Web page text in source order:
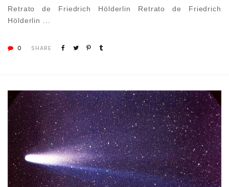
Retrato de Friedrich Hölderlin Retrato de Friedrich
Hölderlin ...
0 SHARE